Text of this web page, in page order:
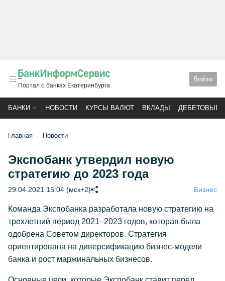
Портал о банках Екатеринбурга
Войти
БАНКИ НОВОСТИ КУРСЫ ВАЛЮТ ВКЛАДЫ ДЕБЕТОВЫЕ
Главная Новости
Экспобанк утвердил новую
стратегию до 2023 года
29.04.2021 15:04 (мск+2) Бизнес
Команда Экспобанка разработала новую стратегию на
трехлетний период 2021–2023 годов, которая была
одобрена Советом директоров. Стратегия
ориентирована на диверсификацию бизнес-модели
банка и рост маржинальных бизнесов.